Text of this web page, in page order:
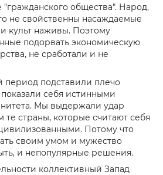
"гражданского общества". Народ,
не свойственны насаждаемые
культ наживы. Поэтому
подорвать экономическую
не сработали и не
подставили плечо
показали себя истинными
Мы выдержали удар
страны, которые считают себя
Потому что
своим умом и мужество
и непопулярные решения.
коллективный Запад